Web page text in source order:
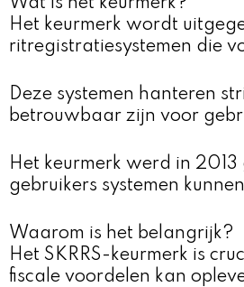
Wat is het keurmerk?
Het keurmerk wordt
ritregistratiesystemen die
Deze systemen hanteren
betrouwbaar zijn voor
Het keurmerk werd in
gebruikers systemen
Waarom is het belangrijk?
Het SKRRS-keurmerk is
fiscale voordelen kan